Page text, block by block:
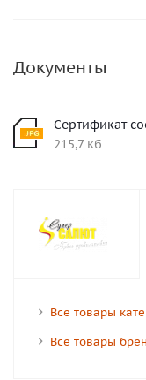
Документы
Сертификат
215,7 кб
Все товары
Все товары